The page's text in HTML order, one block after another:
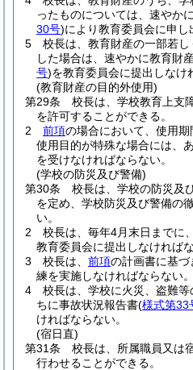
ったものについては、速やか
30号)により教育委員会に申し
5
校長は、教育財産の一部若
した場合は、速やかに教育財
号)を教育委員会に提出しなけ
(教育財産の目的外使用)
第29条
校長は、学校教育上支
を許可することができる。
2
前項の場合において、使用
使用目的が特殊な場合には、
を受けなければならない。
(学校の防災及び警備)
第30条
校長は、学校の防災及
を定め、学校防災及び警備の
い。
2
校長は、毎年4月末日までに
教育委員会に提出しなければな
3
校長は、 前項の計画書に基づ
練を実施しなければならない。
4
校長は、学校に火災、盗難
ちに事故状況報告書(様式第33
ければならない。
(宿日直)
第31条
校長は、所属職員又は
行わせることができる。